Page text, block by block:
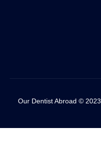
Our Dentist Abroad © 2023